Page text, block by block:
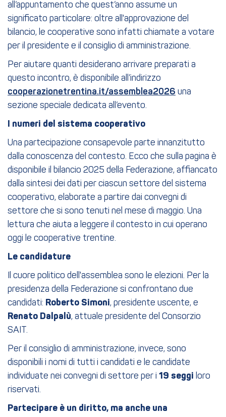
all’appuntamento che quest’anno assume un
significato particolare: oltre all'approvazione del
bilancio, le cooperative sono infatti chiamate a votare
per il presidente e il consiglio di amministrazione.
Per aiutare quanti desiderano arrivare preparati a
questo incontro, è disponibile all’indirizzo
cooperazionetrentina.it/assemblea2026 una
sezione speciale dedicata all’evento.
I numeri del sistema cooperativo
Una partecipazione consapevole parte innanzitutto
dalla conoscenza del contesto. Ecco che sulla pagina è
disponibile il bilancio 2025 della Federazione, affiancato
dalla sintesi dei dati per ciascun settore del sistema
cooperativo, elaborate a partire dai convegni di
settore che si sono tenuti nel mese di maggio. Una
lettura che aiuta a leggere il contesto in cui operano
oggi le cooperative trentine.
Le candidature
Il cuore politico dell'assemblea sono le elezioni. Per la
presidenza della Federazione si confrontano due
candidati: Roberto Simoni, presidente uscente, e
Renato Dalpalù, attuale presidente del Consorzio
SAIT.
Per il consiglio di amministrazione, invece, sono
disponibili i nomi di tutti i candidati e le candidate
individuate nei convegni di settore per i 19 seggi loro
riservati.
Partecipare è un diritto, ma anche una